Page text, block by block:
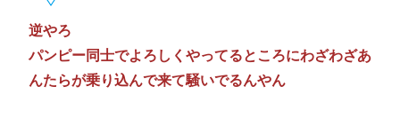
逆やろ
パンピー同士でよろしくやってるところにわざわざあ
んたらが乗り込んで来て騒いでるんやん